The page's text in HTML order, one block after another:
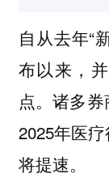
自从去年“
布以来，
点。诸多
2025年医
将提速。